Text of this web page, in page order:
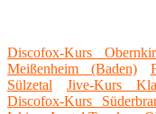
Discofox-Kurs
Meißenheim (Baden)
Sülzetal
Jive-Kurs
Discofox-Kurs